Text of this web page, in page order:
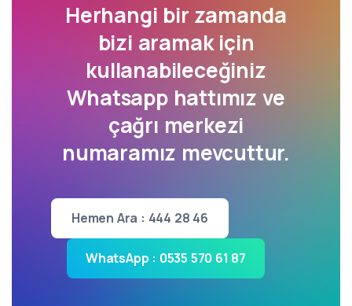
Herhangi bir zamanda
bizi aramak için
kullanabileceğiniz
Whatsapp hattımız ve
çağrı merkezi
numaramız mevcuttur.
Hemen Ara : 444 28 46
WhatsApp : 0535 570 61 87